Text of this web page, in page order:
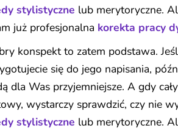
stylistyczne lub merytoryczne.
już profesjonalna korekta pracy
konspekt to zatem podstawa.
się do jego napisania,
dla Was przyjemniejsze. A gdy
wystarczy sprawdzić, czy nie
stylistyczne lub merytoryczne.